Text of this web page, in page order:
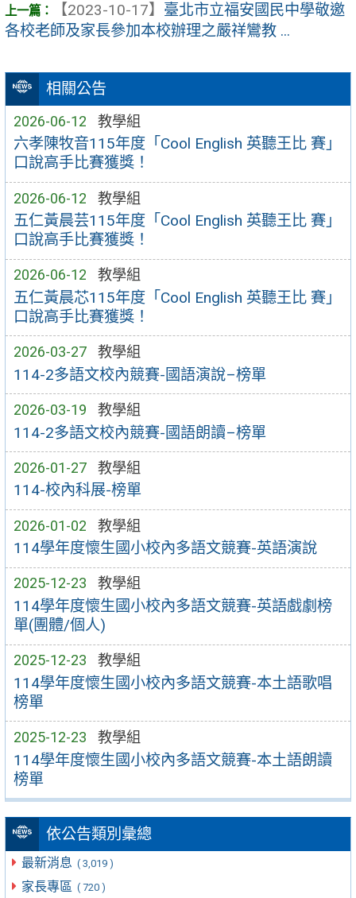
相關公告
2026-06-12 教學組
六孝陳牧音115年度「Cool English 英聽王比 賽」
口說高手比賽獲獎！
2026-06-12 教學組
五仁黃晨芸115年度「Cool English 英聽王比 賽」
口說高手比賽獲獎！
2026-06-12 教學組
五仁黃晨芯115年度「Cool English 英聽王比 賽」
口說高手比賽獲獎！
2026-03-27 教學組
114-2多語文校內競賽-國語演說–榜單
2026-03-19 教學組
114-2多語文校內競賽-國語朗讀–榜單
2026-01-27 教學組
114-校內科展-榜單
2026-01-02 教學組
114學年度懷生國小校內多語文競賽-英語演說
2025-12-23 教學組
114學年度懷生國小校內多語文競賽-英語戲劇榜
單(團體/個人)
2025-12-23 教學組
114學年度懷生國小校內多語文競賽-本土語歌唱
榜單
2025-12-23 教學組
114學年度懷生國小校內多語文競賽-本土語朗讀
榜單
依公告類別彙總
最新消息 ( 3,019 )
家長專區 ( 720 )
【2023-10-17】 臺北市立福安國民中學敬邀
各校老師及家長參加本校辦理之嚴祥鸞教 ...